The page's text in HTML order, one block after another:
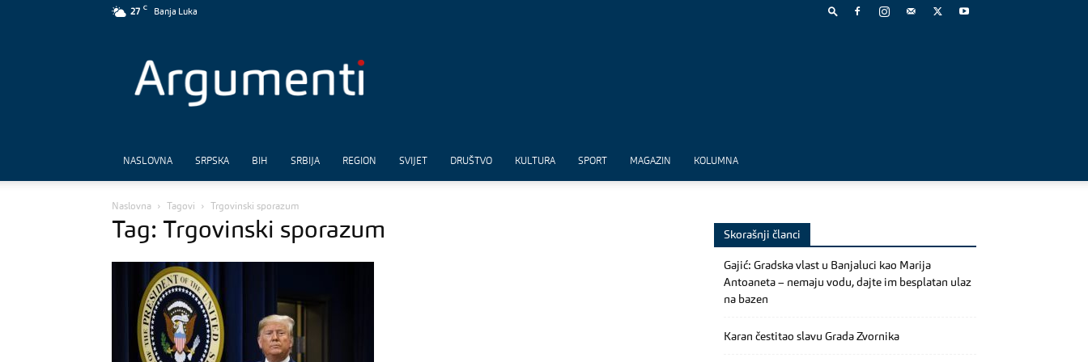
27
C
Banja Luka
NASLOVNA SRPSKA BIH SRBIJA REGION SVIJET DRUŠTVO KULTURA SPORT MAGAZIN KOLUMNA
Naslovna Tagovi Trgovinski sporazum
Tag: Trgovinski sporazum Skorašnji članci
Gajić: Gradska vlast u Banjaluci kao Marija
Antoaneta – nemaju vodu, dajte im besplatan ulaz
na bazen
Karan čestitao slavu Grada Zvornika